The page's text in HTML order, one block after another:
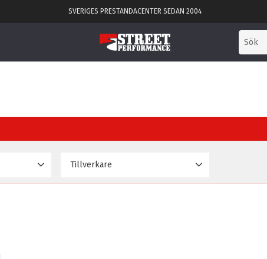
SVERIGES PRESTANDACENTER SEDAN 2004
Tillverkare